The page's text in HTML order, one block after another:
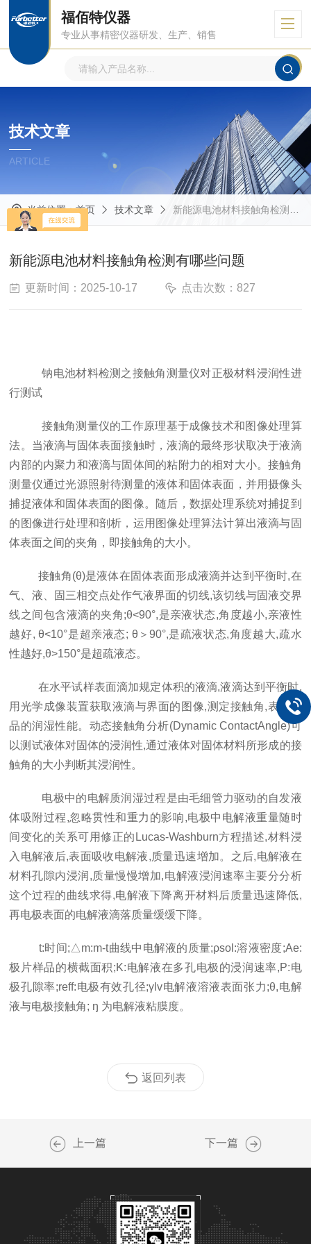
福佰特仪器
专业从事精密仪器研发、生产、销售
技术文章
ARTICLE
当前位置：首页 技术文章 新能源电池材料接触角检测有哪些问题
新能源电池材料接触角检测有哪些问题
更新时间：2025-10-17 点击次数：827
钠电池材料检测之接触角测量仪对正极材料浸润性进
行测试
接触角测量仪的工作原理基于成像技术和图像处理算
法。当液滴与固体表面接触时，液滴的最终形状取决于液滴
内部的内聚力和液滴与固体间的粘附力的相对大小。接触角
测量仪通过光源照射待测量的液体和固体表面，并用摄像头
捕捉液体和固体表面的图像。随后，数据处理系统对捕捉到
的图像进行处理和剖析，运用图像处理算法计算出液滴与固
体表面之间的夹角，即接触角的大小。
接触角(θ)是液体在固体表面形成液滴并达到平衡时,在
气、液、固三相交点处作气液界面的切线,该切线与固液交界
线之间包含液滴的夹角;θ<90°,是亲液状态,角度越小,亲液性
越好, θ<10°是超亲液态; θ＞90°,是疏液状态,角度越大,疏水
性越好,θ>150°是超疏液态。
在水平试样表面滴加规定体积的液滴,液滴达到平衡时,
用光学成像装置获取液滴与界面的图像,测定接触角,表征样
品的润湿性能。动态接触角分析(Dynamic ContactAngle)可
以测试液体对固体的浸润性,通过液体对固体材料所形成的接
触角的大小判断其浸润性。
电极中的电解质润湿过程是由毛细管力驱动的自发液
体吸附过程,忽略贯性和重力的影响,电极中电解液重量随时
间变化的关系可用修正的Lucas-Washburn方程描述,材料浸
入电解液后,表面吸收电解液,质量迅速增加。之后,电解液在
材料孔隙内浸润,质量慢慢增加,电解液浸润速率主要分分析
这个过程的曲线求得,电解液下降离开材料后质量迅速降低,
再电极表面的电解液滴落质量缓缓下降。
t:时间;△m:m-t曲线中电解液的质量;ρsol:溶液密度;Ae:
极片样品的横截面积;K:电解液在多孔电极的浸润速率,P:电
极孔隙率;reff:电极有效孔径;γlv电解液溶液表面张力;θ,电解
液与电极接触角; ŋ 为电解液粘膜度。
返回列表
上一篇 下一篇